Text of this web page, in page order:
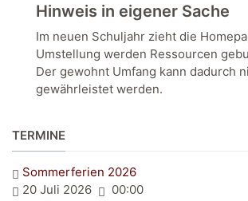
Hinweis in eigener Sache
Im neuen Schuljahr zieht die
Umstellung werden Ressourcen
Der gewohnt Umfang kann dadurch
gewährleistet werden.
TERMINE
Sommerferien 2026
20 Juli 2026
00:00